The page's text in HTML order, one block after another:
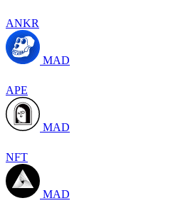
ANKR
MAD
APE
MAD
NFT
MAD